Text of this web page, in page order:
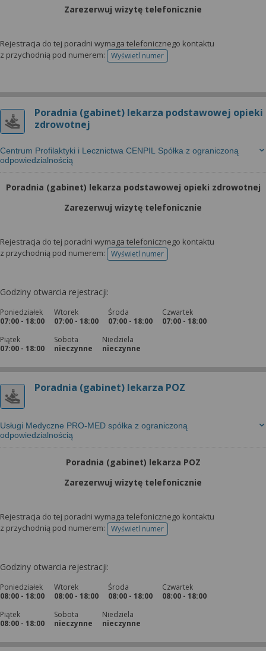
Zarezerwuj wizytę telefonicznie
Rejestracja do tej poradni wymaga telefonicznego kontaktu
z przychodnią pod numerem:
Wyświetl numertelefonu do rejestracji
Poradnia (gabinet) lekarza podstawowej opieki
zdrowotnej
Centrum Profilaktyki i Lecznictwa CENPIL Spółka z ograniczoną
odpowiedzialnością
Poradnia (gabinet) lekarza podstawowej opieki zdrowotnej
Zarezerwuj wizytę telefonicznie
Rejestracja do tej poradni wymaga telefonicznego kontaktu
z przychodnią pod numerem:
Wyświetl numertelefonu do rejestracji
Godziny otwarcia rejestracji:
Poniedziałek
07:00 - 18:00
Wtorek
07:00 - 18:00
Środa
07:00 - 18:00
Czwartek
07:00 - 18:00
Piątek
07:00 - 18:00
Sobota
nieczynne
Niedziela
nieczynne
Poradnia (gabinet) lekarza POZ
Usługi Medyczne PRO-MED spółka z ograniczoną
odpowiedzialnością
Poradnia (gabinet) lekarza POZ
Zarezerwuj wizytę telefonicznie
Rejestracja do tej poradni wymaga telefonicznego kontaktu
z przychodnią pod numerem:
Wyświetl numertelefonu do rejestracji
Godziny otwarcia rejestracji:
Poniedziałek
08:00 - 18:00
Wtorek
08:00 - 18:00
Środa
08:00 - 18:00
Czwartek
08:00 - 18:00
Piątek
08:00 - 18:00
Sobota
nieczynne
Niedziela
nieczynne
możesz też wycofać zgodę na przetwarzanie Twoich
dowiedzieć się więcej lub chcesz przeprowadzić
konfigurację szczegółową, to możesz tego dokonać
Więcej informacji na temat wykorzystywania
znajdziesz w Regulaminie Serwisu.